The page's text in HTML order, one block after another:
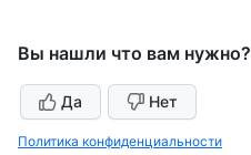
Вы нашли что вам нужно?
Да Нет
Политика конфиденциальности